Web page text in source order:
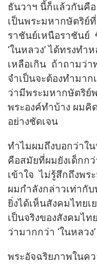
ธันวาฯ นี้ก็แล้วกันคื
เป็นพระมหากษัตริย์
ราชันย์เหนือราชันย์
‘ในหลวง’ ได้ทรงท
เหลือเกิน ถ้าถามว่า
จำเป็นจะต้องทำมา
ว่ามีพระมหากษัตริย์
พระองค์ทำบ้าง ผม
อย่างชัดเจน
ทำไมผมถึงบอกว่าใ
คือสมัยที่ผมยังเด็กก
เข้าใจ ไม่รู้สึกถึงพ
ผมกำลังกล่าวเท่ากั
ยิ่งได้เห็นสังคมไทย
เป็นจริงของสังคมไ
ว่ามากกว่า ‘ในหลวง’
พระอัจฉริยภาพในค